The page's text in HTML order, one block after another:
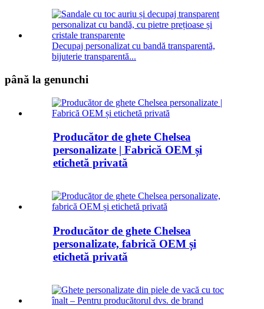
Decupaj personalizat cu bandă transparentă,
bijuterie transparentă...
până la genunchi
Producător de ghete Chelsea
personalizate | Fabrică OEM și
etichetă privată
Producător de ghete Chelsea
personalizate, fabrică OEM și
etichetă privată